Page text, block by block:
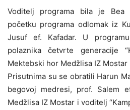
Voditelj programa bila je Bea
početku programa odlomak iz
Jusuf ef. Kafadar. U
polaznika četvrte generacije
Mektebski hor Medžlisa IZ
Prisutnima su se obratili Harun
begovoj medresi, prof. Salem
Medžlisa IZ Mostar i voditelj